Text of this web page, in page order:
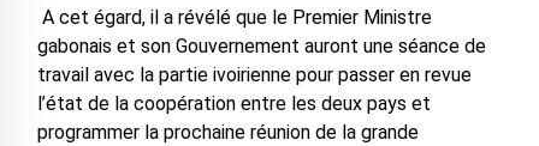
A cet égard, il a révélé que le Premier Ministre
gabonais et son Gouvernement auront une séance de
travail avec la partie ivoirienne pour passer en revue
l’état de la coopération entre les deux pays et
programmer la prochaine réunion de la grande